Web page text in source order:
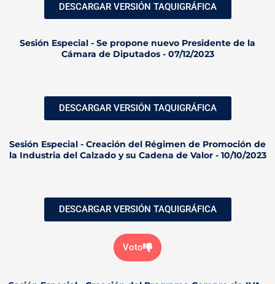
DESCARGAR VERSIÓN TAQUIGRÁFICA
Sesión Especial - Se propone nuevo Presidente de la
Cámara de Diputados - 07/12/2023
DESCARGAR VERSIÓN TAQUIGRÁFICA
Sesión Especial - Creación del Régimen de Promoción de
la Industria del Calzado y su Cadena de Valor - 10/10/2023
DESCARGAR VERSIÓN TAQUIGRÁFICA
Voto